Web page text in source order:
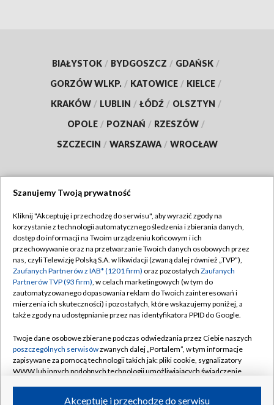
BIAŁYSTOK / BYDGOSZCZ / GDAŃSK /
GORZÓW WLKP. / KATOWICE / KIELCE /
KRAKÓW / LUBLIN / ŁÓDŹ / OLSZTYN /
OPOLE / POZNAŃ / RZESZÓW /
SZCZECIN / WARSZAWA / WROCŁAW
TVP
Abonament TVP
Emisja w TVP
Centrum informacji TVP
Naziemna Telewizja Cyfrowa
Rada Programowa
System NOS
Informacje o nadawcy
Regulamin TVP
Polityka prywatności
Moje zgody
Pomoc
Kontakt
Kanały
Szanujemy Twoją prywatność
Kliknij "Akceptuję i przechodzę do serwisu", aby wyrazić zgody na
korzystanie z technologii automatycznego śledzenia i zbierania danych,
dostęp do informacji na Twoim urządzeniu końcowym i ich
przechowywanie oraz na przetwarzanie Twoich danych osobowych przez
nas, czyli Telewizję Polską S.A. w likwidacji (zwaną dalej również „TVP”),
Zaufanych Partnerów z IAB* (1201 firm) oraz pozostałych Zaufanych
Partnerów TVP (93 firm), w celach marketingowych (w tym do
zautomatyzowanego dopasowania reklam do Twoich zainteresowań i
mierzenia ich skuteczności) i pozostałych, które wskazujemy poniżej, a
także zgody na udostępnianie przez nas identyfikatora PPID do Google.
Twoje dane osobowe zbierane podczas odwiedzania przez Ciebie naszych
poszczególnych serwisówzwanych dalej „Portalem”, w tym informacje
zapisywane za pomocą technologii takich jak: pliki cookie, sygnalizatory
WWW lub innych podobnych technologii umożliwiających świadczenie
Akceptuję i przechodzę do serwisu